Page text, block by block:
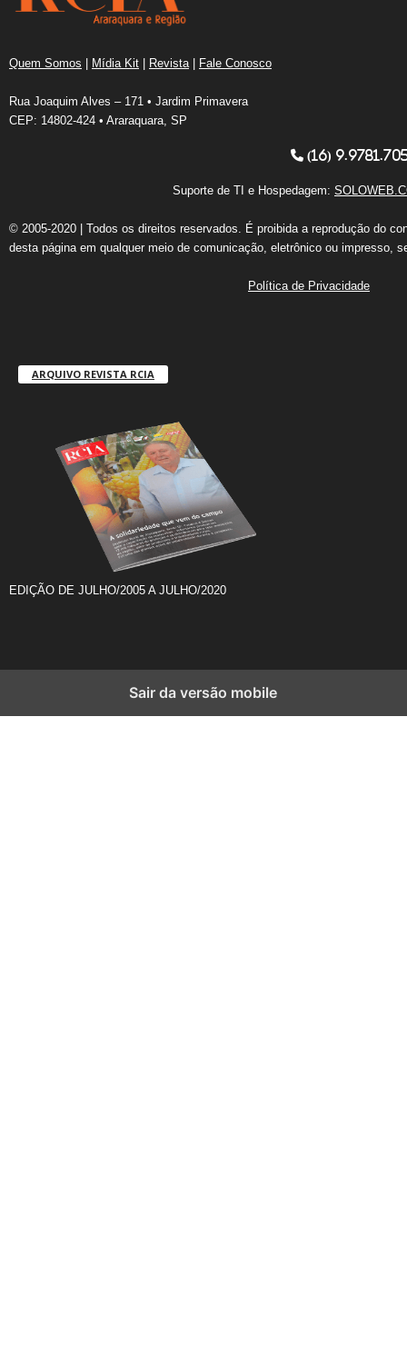
Quem Somos | Mídia Kit | Revista | Fale Conosco
Rua Joaquim Alves – 171 • Jardim Primavera
CEP: 14802-424 • Araraquara, SP
(16)
Suporte de TI e Hospedagem:
© 2005-2020 | Todos os direitos reservados. É proibida a reprodução do
desta página em qualquer meio de comunicação, eletrônico ou impresso,
Política de Privacidade
ARQUIVO REVISTA RCIA
EDIÇÃO DE JULHO/2005 A JULHO/2020
Sair da versão mobile